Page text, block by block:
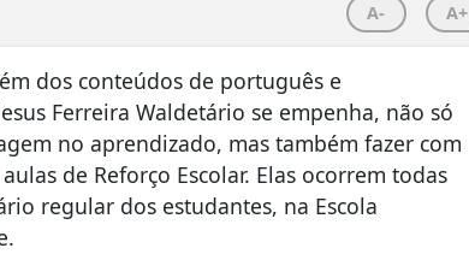
A- A+
dos conteúdos de português e
Ferreira Waldetário se empenha, não só
no aprendizado, mas também fazer com
de Reforço Escolar. Elas ocorrem todas
regular dos estudantes, na Escola